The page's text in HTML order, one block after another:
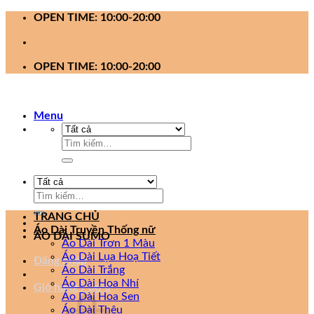
OPEN TIME: 10:00-20:00
OPEN TIME: 10:00-20:00
Menu
Tìm
Tìm
ÁO DÀI SUMO
Đăng nhập
Giỏ hàng /0₫ 0
TRANG CHỦ
Áo Dài Truyền Thống nữ
Áo Dài Trơn 1 Màu
Áo Dài Lụa Hoạ Tiết
Áo Dài Trắng
Áo Dài Hoa Nhí
Áo Dài Hoa Sen
Áo Dài Thêu